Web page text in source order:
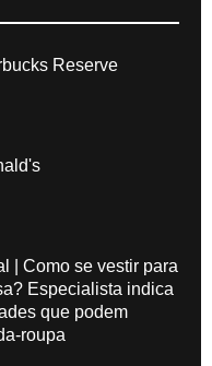
Reserve
| Como se vestir para
Especialista indica
que podem
roupa